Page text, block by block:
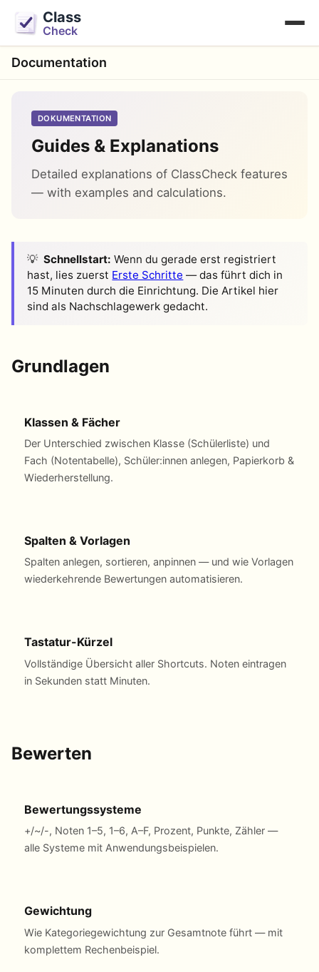
Class
Check
Documentation
DOKUMENTATION
Guides & Explanations
Detailed explanations of ClassCheck features
— with examples and calculations.
Schnellstart: Wenn du gerade erst registriert
hast, lies zuerst Erste Schritte — das führt dich in
15 Minuten durch die Einrichtung. Die Artikel hier
sind als Nachschlagewerk gedacht.
Grundlagen
Klassen & Fächer
Der Unterschied zwischen Klasse (Schülerliste) und
Fach (Notentabelle), Schüler:innen anlegen, Papierkorb &
Wiederherstellung.
Spalten & Vorlagen
Spalten anlegen, sortieren, anpinnen — und wie Vorlagen
wiederkehrende Bewertungen automatisieren.
Tastatur-Kürzel
Vollständige Übersicht aller Shortcuts. Noten eintragen
in Sekunden statt Minuten.
Bewerten
Bewertungssysteme
+/~/-, Noten 1–5, 1–6, A–F, Prozent, Punkte, Zähler —
alle Systeme mit Anwendungsbeispielen.
Gewichtung
Wie Kategoriegewichtung zur Gesamtnote führt — mit
komplettem Rechenbeispiel.